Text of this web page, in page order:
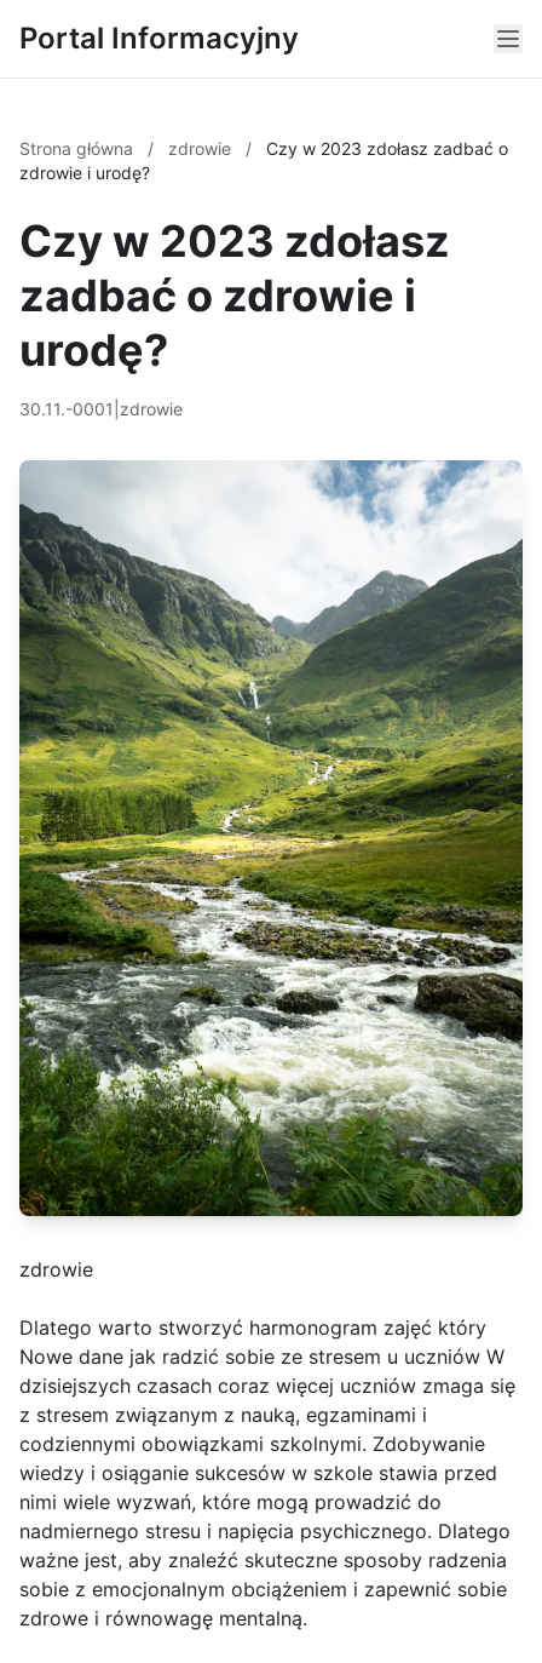
Portal Informacyjny
Strona główna / zdrowie /
Czy w 2023 zdołasz zadbać o
zdrowie i urodę?
Czy w 2023 zdołasz
zadbać o zdrowie i
urodę?
30.11.-0001 zdrowie
zdrowie
Dlatego warto stworzyć harmonogram zajęć który
Nowe dane jak radzić sobie ze stresem u uczniów W
dzisiejszych czasach coraz więcej uczniów zmaga się
z stresem związanym z nauką, egzaminami i
codziennymi obowiązkami szkolnymi. Zdobywanie
wiedzy i osiąganie sukcesów w szkole stawia przed
nimi wiele wyzwań, które mogą prowadzić do
nadmiernego stresu i napięcia psychicznego. Dlatego
ważne jest, aby znaleźć skuteczne sposoby radzenia
sobie z emocjonalnym obciążeniem i zapewnić sobie
zdrowe i równowagę mentalną.